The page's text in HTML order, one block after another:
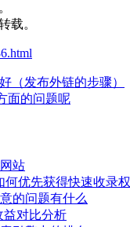
载。
（发布外链的步骤）
面的问题呢
站
何优先获得快速收录
的问题有什么
益对比分析